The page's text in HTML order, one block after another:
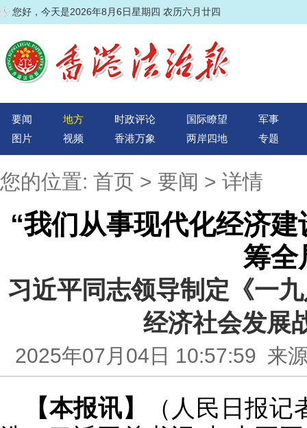
您好，今天是2026年8月6日星期四 农历六月廿四
要闻 地方 时政评论 国际瞭望
军事
图片
视频 香港万象 两岸四地 专题
您的位置: 首页 > 要闻 > 详情
“我们从事现代化经济
筹全
习近平同志领导制定《一
经济社会发展
2025年07月04日 10:57:59 来
【本报讯】
（人民日报